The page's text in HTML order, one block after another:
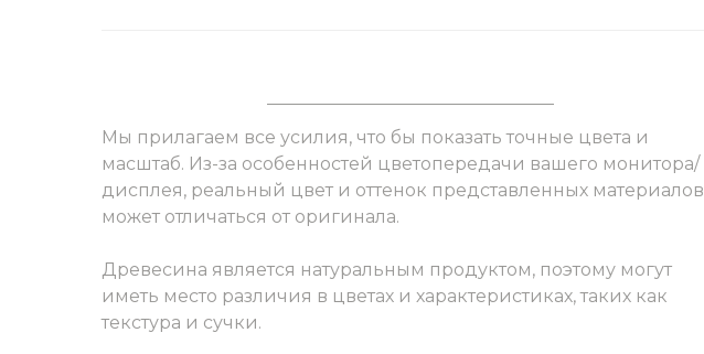
Мы прилагаем все усилия, что бы показать точные цвета и
масштаб. Из-за особенностей цветопередачи вашего монитора/
дисплея, реальный цвет и оттенок представленных материалов
может отличаться от оригинала.
Древесина является натуральным продуктом, поэтому могут
иметь место различия в цветах и характеристиках, таких как
текстура и сучки.